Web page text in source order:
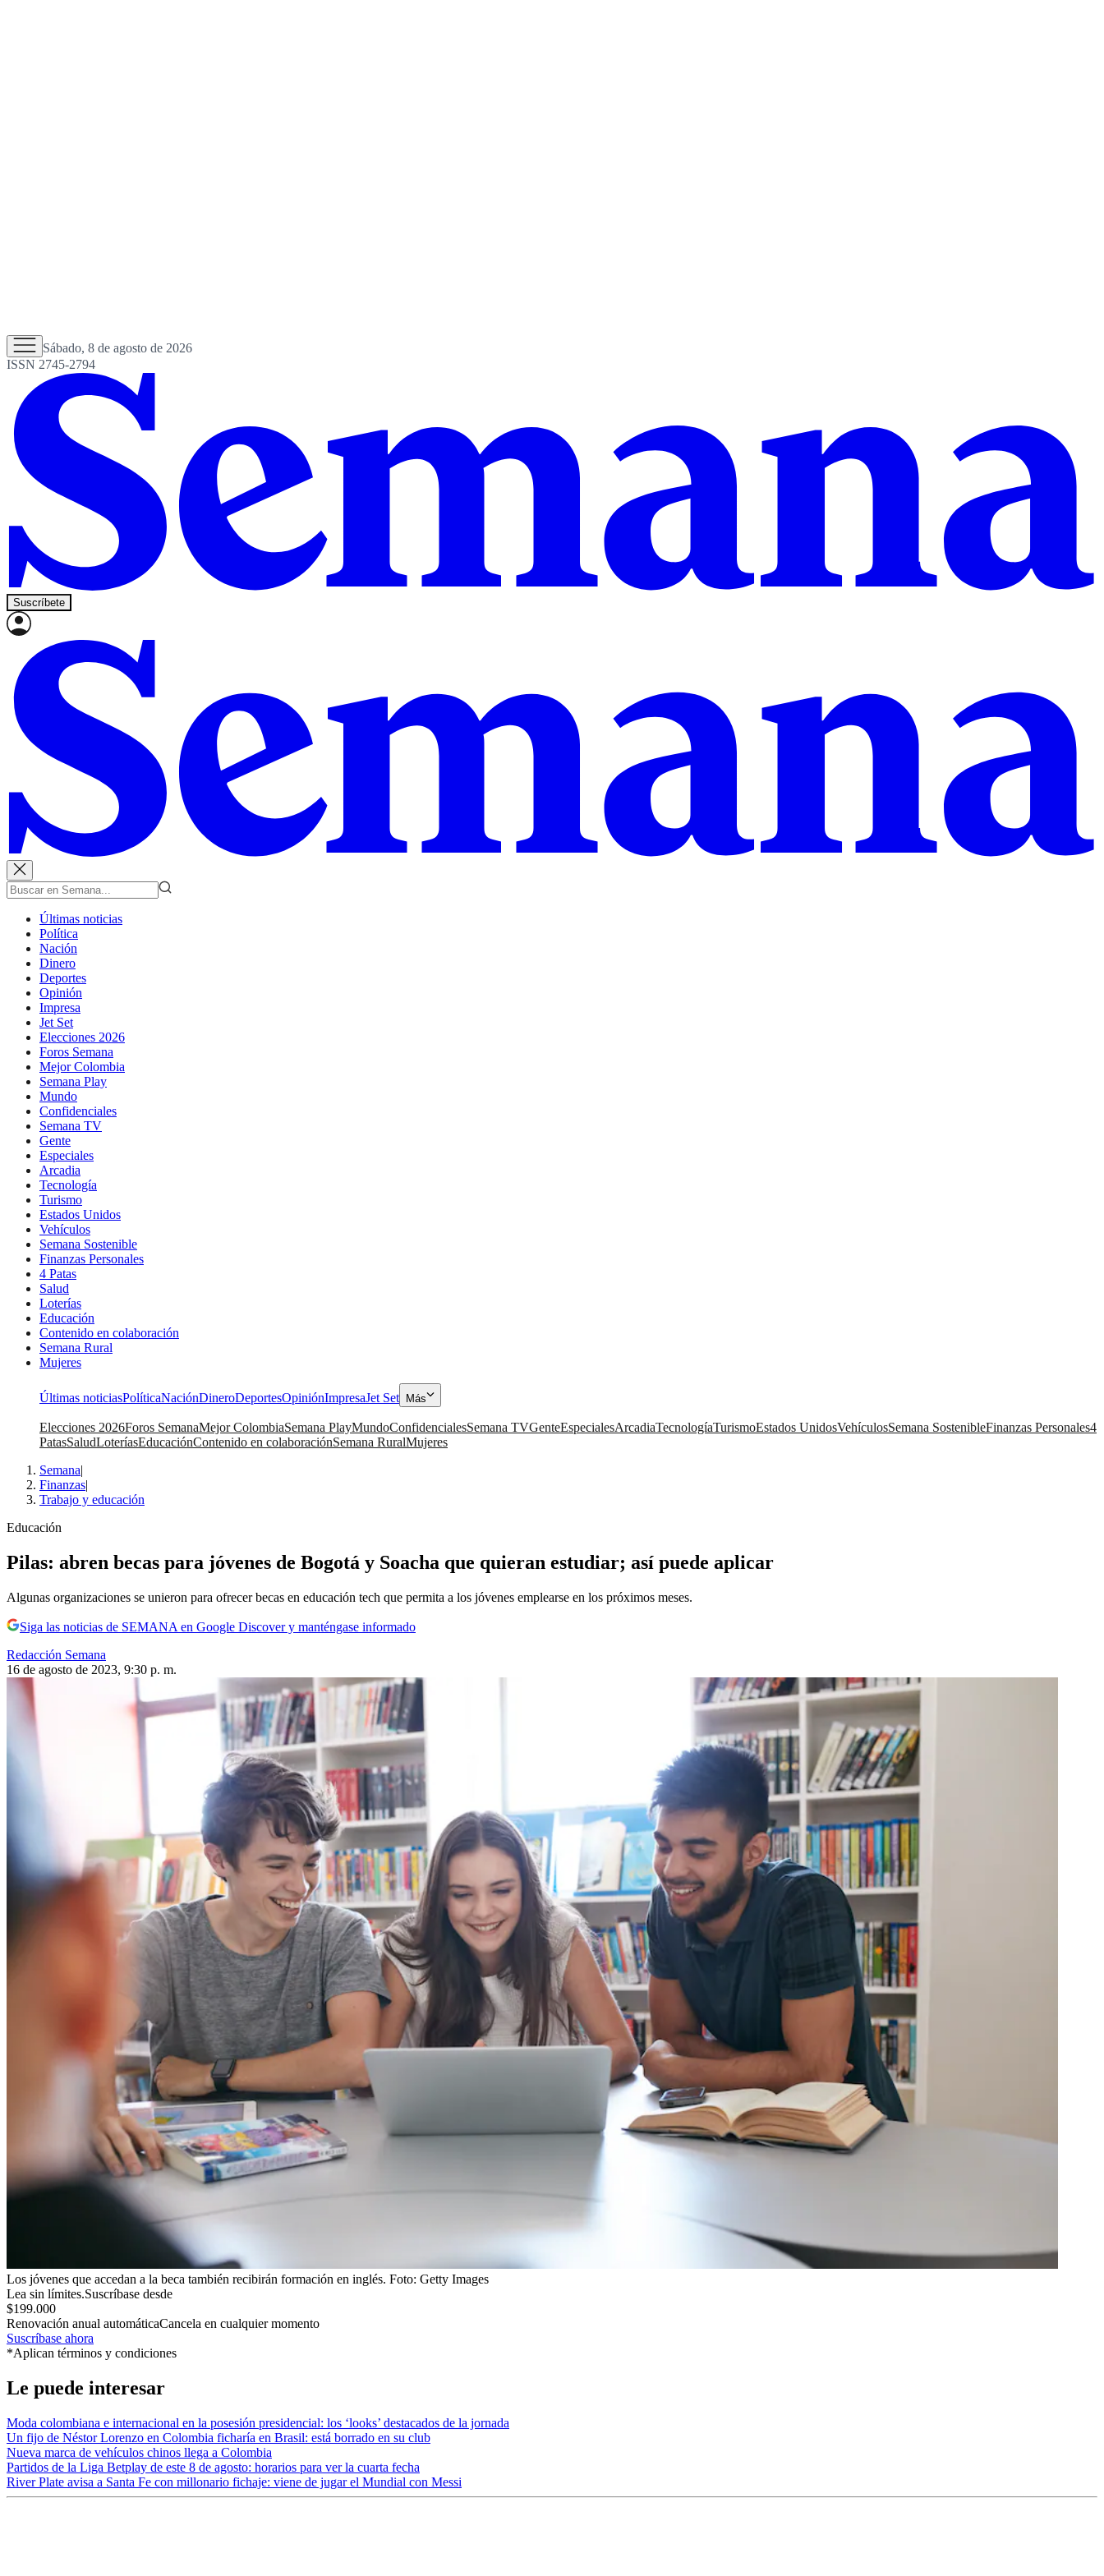
Sábado, 8 de agosto de 2026
ISSN 2745-2794
Suscríbete
Últimas noticias
Política
Nación
Dinero
Deportes
Opinión
Impresa
Jet Set
Elecciones 2026
Foros Semana
Mejor Colombia
Semana Play
Mundo
Confidenciales
Semana TV
Gente
Especiales
Arcadia
Tecnología
Turismo
Estados Unidos
Vehículos
Semana Sostenible
Finanzas Personales
4 Patas
Salud
Loterías
Educación
Contenido en colaboración
Semana Rural
Mujeres
Últimas noticiasPolíticaNaciónDineroDeportesOpiniónImpresaJet Set Más
Elecciones 2026Foros SemanaMejor ColombiaSemana PlayMundoConfidencialesSemana TVGenteEspecialesArcadiaTecnologíaTurismoEstados UnidosVehículosSemana SostenibleFinanzas Personales4
PatasSaludLoteríasEducaciónContenido en colaboraciónSemana RuralMujeres
Semana|
Finanzas|
Trabajo y educación
Educación
Pilas: abren becas para jóvenes de Bogotá y Soacha que quieran estudiar; así puede aplicar
Algunas organizaciones se unieron para ofrecer becas en educación tech que permita a los jóvenes emplearse en los próximos meses.
Siga las noticias de SEMANA en Google Discover y manténgase informado
Redacción Semana
16 de agosto de 2023, 9:30 p. m.
Los jóvenes que accedan a la beca también recibirán formación en inglés. Foto: Getty Images
Lea sin límites.Suscríbase desde
$199.000
Renovación anual automáticaCancela en cualquier momento
Suscríbase ahora
*Aplican términos y condiciones
Le puede interesar
Moda colombiana e internacional en la posesión presidencial: los ‘looks’ destacados de la jornada
Un fijo de Néstor Lorenzo en Colombia ficharía en Brasil: está borrado en su club
Nueva marca de vehículos chinos llega a Colombia
Partidos de la Liga Betplay de este 8 de agosto: horarios para ver la cuarta fecha
River Plate avisa a Santa Fe con millonario fichaje: viene de jugar el Mundial con Messi